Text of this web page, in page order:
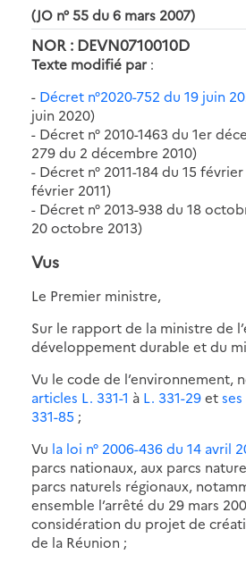
(JO n° 55 du 6 mars 2007)
NOR : DEVN0710010D
Texte modifié par :
- Décret n°2020-752 du 19 juin
juin 2020)
- Décret n° 2010-1463 du 1er
279 du 2 décembre 2010)
- Décret n° 2011-184 du 15 février
février 2011)
- Décret n° 2013-938 du 18
20 octobre 2013)
Vus
Le Premier ministre,
Sur le rapport de la ministre de
développement durable et du
Vu le code de l’environnement,
articles L. 331-1 à L. 331-29etses
331-85 ;
Vu la loi n° 2006-436 du 14 avril
parcs nationaux, aux parcs
parcs naturels régionaux,
ensemble l’arrêté du 29 mars
considération du projet de
de la Réunion ;